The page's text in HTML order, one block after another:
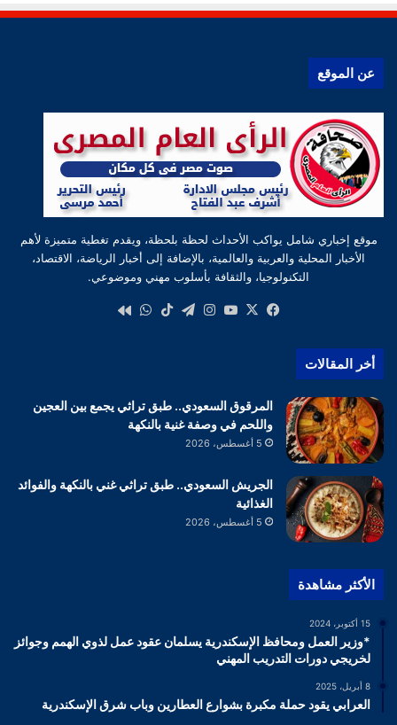
عن الموقع
موقع إخباري شامل يواكب الأحداث لحظة بلحظة، ويقدم تغطية متميزة لأهم
الأخبار المحلية والعربية والعالمية، بالإضافة إلى أخبار الرياضة، الاقتصاد،
التكنولوجيا، والثقافة بأسلوب مهني وموضوعي.
فيسبوك
‫X
‫YouTube
انستقرام
تيلقرام‫TikTokواتساب
أخر المقالات
المرقوق السعودي.. طبق تراثي يجمع بين العجين
واللحم في وصفة غنية بالنكهة
5 أغسطس، 2026
الجريش السعودي.. طبق تراثي غني بالنكهة والفوائد
الغذائية
5 أغسطس، 2026
الأكثر مشاهدة
15 أكتوبر، 2024
*وزير العمل ومحافظ الإسكندرية يسلمان عقود عمل لذوي الهمم وجوائز
لخريجي دورات التدريب المهني
8 أبريل، 2025
العرابي يقود حملة مكبرة بشوارع العطارين وباب شرق الإسكندرية